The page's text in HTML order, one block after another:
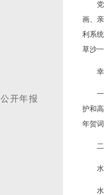
开年报
画、
利系
草沙
护和
年贺